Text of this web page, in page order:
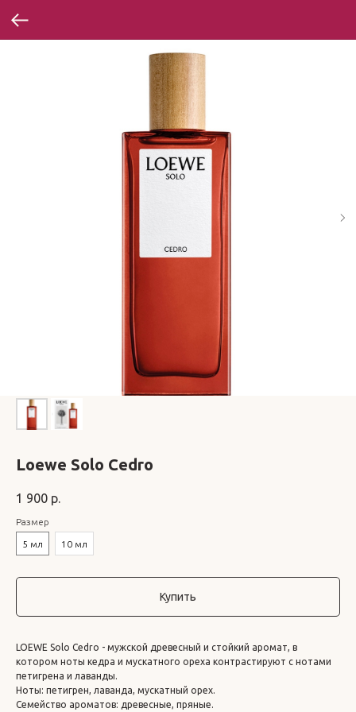
Loewe Solo Cedro
1 900 р.
Размер
5 мл 10 мл
Купить
LOEWE Solo Cedro - мужской древесный и стойкий аромат, в
котором ноты кедра и мускатного ореха контрастируют с нотами
петигрена и лаванды.
Ноты: петигрен, лаванда, мускатный орех.
Семейство ароматов: древесные, пряные.